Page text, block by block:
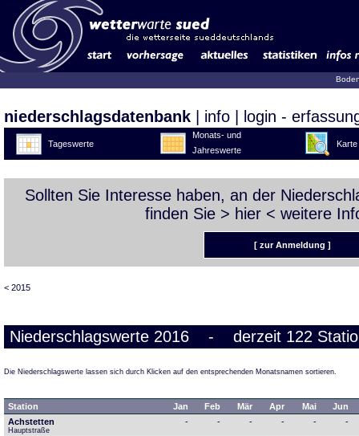
niederschlagsdatenbank info login -
Tageswerte
Monats- und
Jahreswerte
Karte
Sollten Sie Interesse haben, an der
finden Sie > hier < weitere
[ zur Anmeldung ]
< 2015
Niederschlagswerte 2016 - derzeit 122
Die Niederschlagswerte lassen sich durch Klicken auf den entsprechenden Monatsnamen sortieren.
Station Jan Feb Mär Apr Mai
Jun
Achstetten
Hauptstraße
- - - - - -